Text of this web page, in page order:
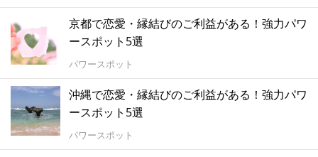
京都で恋愛・縁結びのご利益がある！強力パワ
ースポット5選
パワースポット
沖縄で恋愛・縁結びのご利益がある！強力パワ
ースポット5選
パワースポット